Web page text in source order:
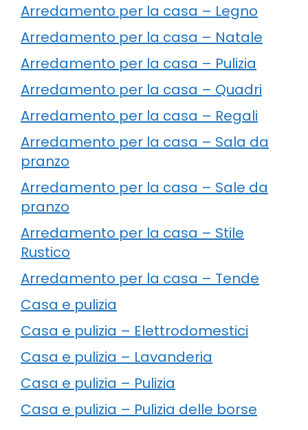
Arredamento per la casa – Legno
Arredamento per la casa – Natale
Arredamento per la casa – Pulizia
Arredamento per la casa – Quadri
Arredamento per la casa – Regali
Arredamento per la casa – Sala da
pranzo
Arredamento per la casa – Sale da
pranzo
Arredamento per la casa – Stile
Rustico
Arredamento per la casa – Tende
Casa e pulizia
Casa e pulizia – Elettrodomestici
Casa e pulizia – Lavanderia
Casa e pulizia – Pulizia
Casa e pulizia – Pulizia delle borse